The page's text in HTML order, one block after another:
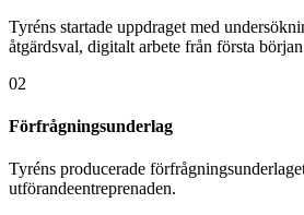
Tyréns startade uppdraget med
åtgärdsval, digitalt arbete från första
02
Förfrågningsunderlag
Tyréns producerade
utförandeentreprenaden.